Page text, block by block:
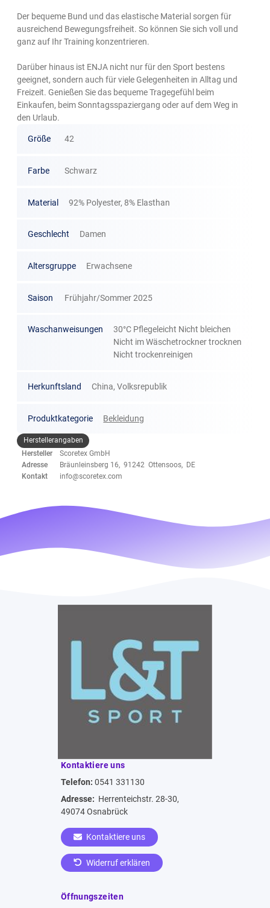
Der bequeme Bund und das elastische Material sorgen für
ausreichend Bewegungsfreiheit. So können Sie sich voll und
ganz auf Ihr Training konzentrieren.
Darüber hinaus ist ENJA nicht nur für den Sport bestens
geeignet, sondern auch für viele Gelegenheiten in Alltag und
Freizeit. Genießen Sie das bequeme Tragegefühl beim
Einkaufen, beim Sonntagsspaziergang oder auf dem Weg in
den Urlaub.
Größe 42
Farbe Schwarz
Material 92% Polyester, 8% Elasthan
Geschlecht Damen
Altersgruppe Erwachsene
Saison Frühjahr/Sommer 2025
Waschanweisungen
30°C Pflegeleicht Nicht bleichen
Nicht im Wäschetrockner trocknen
Nicht trockenreinigen
Herkunftsland China, Volksrepublik
Produktkategorie Bekleidung
Herstellerangaben
Hersteller
Scoretex GmbH
Adresse
Bräunleinsberg 16, 91242 Ottensoos, DE
Kontakt
info@scoretex.com
Kontaktiere uns
Telefon: 0541 331130
Adresse: Herrenteichstr. 28-30,
49074 Osnabrück
Kontaktiere uns
Widerruf erklären
Öffnungszeiten